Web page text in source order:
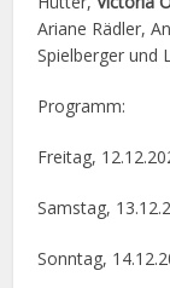
Ariane Rädler,
Spielberger und
Programm:
Freitag,
Samstag,
Sonntag,